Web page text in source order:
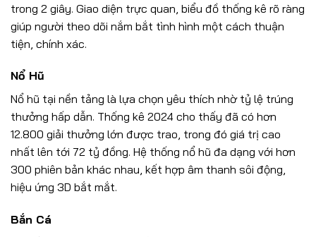
trong 2 giây. Giao diện trực quan, biểu đồ thống kê rõ ràng
giúp người theo dõi nắm bắt tình hình một cách thuận
tiện, chính xác.
Nổ Hũ
Nổ hũ tại nền tảng là lựa chọn yêu thích nhờ tỷ lệ trúng
thưởng hấp dẫn. Thống kê 2024 cho thấy đã có hơn
12.800 giải thưởng lớn được trao, trong đó giá trị cao
nhất lên tới 72 tỷ đồng. Hệ thống nổ hũ đa dạng với hơn
300 phiên bản khác nhau, kết hợp âm thanh sôi động,
hiệu ứng 3D bắt mắt.
Bắn Cá